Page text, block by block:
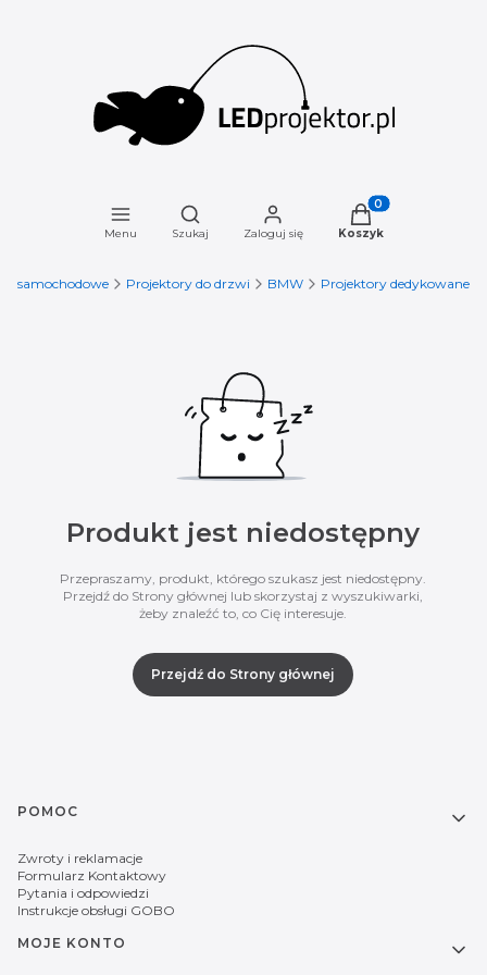
Menu
Otwórz wyszukiwarkę
Szukaj Zaloguj się
Produkty w
Koszyk
samochodowe Projektory do drzwi BMW Projektory dedykowane
Produkt jest niedostępny
Przepraszamy, produkt, którego szukasz jest niedostępny.
Przejdź do Strony głównej lub skorzystaj z wyszukiwarki,
żeby znaleźć to, co Cię interesuje.
Przejdź do Strony głównej
Linki w stopce
POMOC
Zwroty i reklamacje
Formularz Kontaktowy
Pytania i odpowiedzi
Instrukcje obsługi GOBO
MOJE KONTO